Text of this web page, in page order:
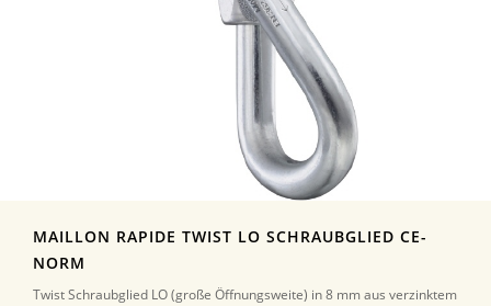
MAILLON RAPIDE TWIST LO SCHRAUBGLIED CE-
NORM
Twist Schraubglied LO (große Öffnungsweite) in 8 mm aus verzinktem